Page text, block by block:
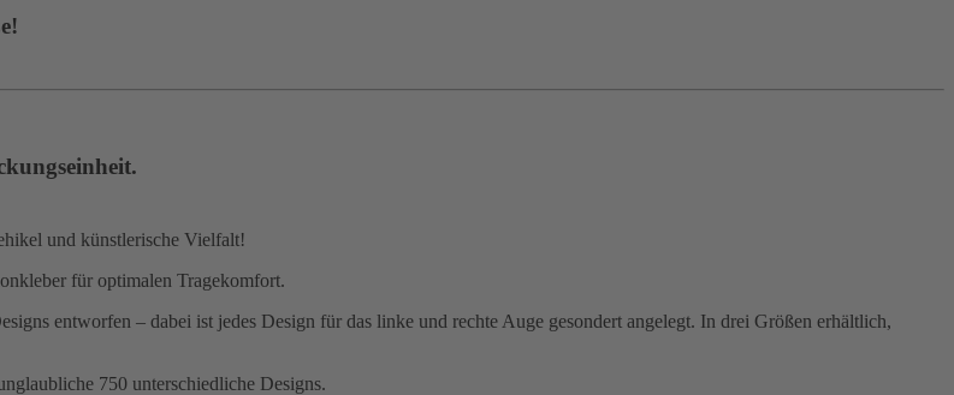
und künstlerische Vielfalt!
für optimalen Tragekomfort.
entworfen – dabei ist jedes Design für das linke und rechte Auge gesondert angelegt. In drei Größen erhältlich,
750 unterschiedliche Designs.